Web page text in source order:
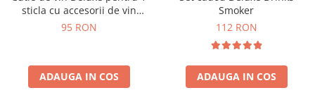
sticla cu accesorii de vin
incluse interior oranj
95 RON
ADAUGA IN COS
Smoker
112 RON
ADAUGA IN COS